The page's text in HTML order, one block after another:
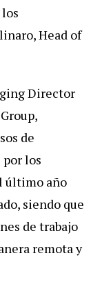
Head of
Director
de
los
último año
siendo que
de trabajo
remota y